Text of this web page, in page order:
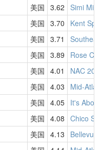
美国 3.62 Simi Mini
美国 3.70
Kent
美国 3.71
美国 3.89
Rose
美国 4.01
NAC
美国 4.03
Mid-
美国 4.05 It's
美国 4.08 Chico
美国 4.13
Bellevue